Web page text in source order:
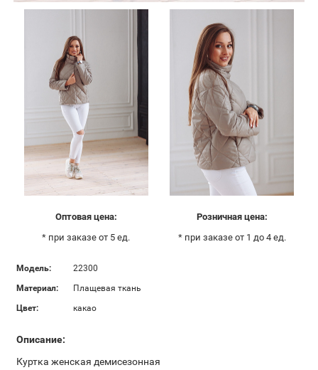
Оптовая цена:
* при заказе от 5 ед.
Розничная цена:
* при заказе от 1 до 4 ед.
Модель:
22300
Материал:
Плащевая ткань
Цвет:
какао
Описание:
Куртка женская демисезонная